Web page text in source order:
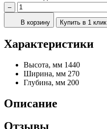
–
В корзину Купить в 1 клик
Характеристики
Высота, мм 1440
Ширина, мм 270
Глубина, мм 200
Описание
Отзывы